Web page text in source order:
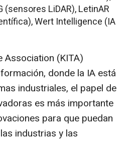
(sensores LiDAR), LetinAR
Wert Intelligence (IA
Association (KITA)
donde la IA está
industriales, el papel de
es más importante
para que puedan
industrias y las